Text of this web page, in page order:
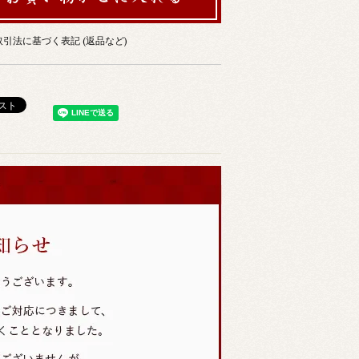
引法に基づく表記 (返品など)